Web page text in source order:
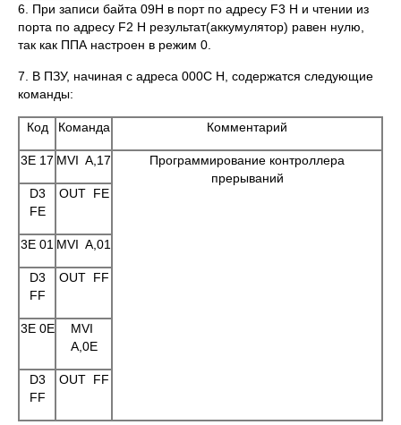
6. При записи байта 09Н в порт по адресу F3 H и чтении из
порта по адресу F2 H результат(аккумулятор) равен нулю,
так как ППА настроен в режим 0.
7. В ПЗУ, начиная с адреса 000C H, содержатся следующие
команды:
Код Команда Комментарий
3E 17 MVI A,17
Программирование контроллера
прерываний
D3
FE
OUT FE
3E 01 MVI A,01
D3
FF
OUT FF
3E 0E
MVI
A,0E
D3
FF
OUT FF